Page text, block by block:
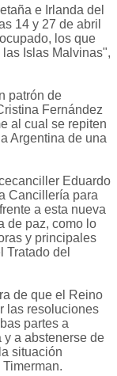
e Irlanda del
14 y 27 de abril
los que
Islas Malvinas",
patrón de
Fernández
al cual se repiten
Argentina de una
Eduardo
Cancillería para
a esta nueva
de paz, como lo
y principales
Tratado del
de que el Reino
las resoluciones
partes a
a abstenerse de
situación